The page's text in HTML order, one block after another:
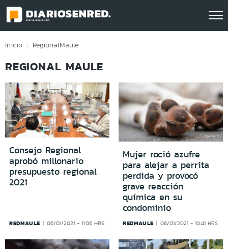
Click acá para ir directamente al contenido
Inicio RegionalMaule
REGIONAL MAULE
Consejo Regional
aprobó millonario
presupuesto regional
2021
REDMAULE 06/01/2021 - 11:06 HRS
Mujer roció azufre
para alejar a perrita
perdida y provocó
grave reacción
química en su
condominio
REDMAULE 06/01/2021 - 10:41 HRS